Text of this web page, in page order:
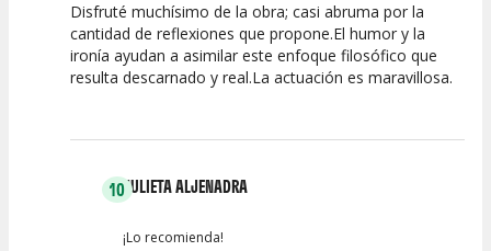
10
Calidad del
Espectáculo
7.5
Puesta en
Escena
10
Interpretación
artística
Disfruté muchísimo de la obra; casi abruma por la
cantidad de reflexiones que propone.El humor y la
ironía ayudan a asimilar este enfoque filosófico que
resulta descarnado y real.La actuación es maravillosa.
10JULIETA ALJENADRA
¡Lo recomienda!